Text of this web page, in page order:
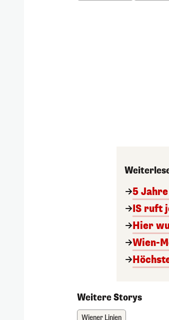
5
IS ruft
Hier
Wien-
Weitere Storys
Wiener Linien